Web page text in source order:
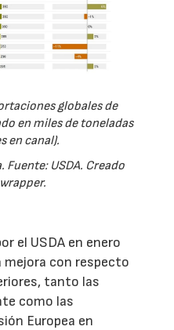
globales de
en miles de toneladas
en canal).
Fuente: USDA. Creado
el USDA en enero
mejora con respecto
tanto las
como las
Europea en